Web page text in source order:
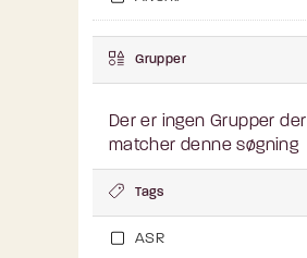
Grupper
Der er ingen Grupper der
matcher denne søgning
Tags
ASR